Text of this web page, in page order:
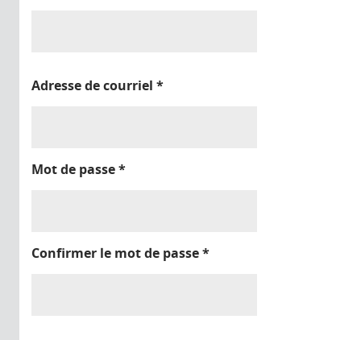
Adresse de courriel *
Mot de passe*
Confirmer le mot de passe*